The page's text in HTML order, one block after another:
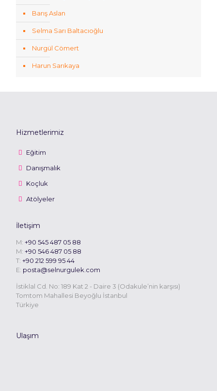
Barış Aslan
Selma Sarı Baltacıoğlu
Nurgül Cömert
Harun Sarıkaya
Hizmetlerimiz
Eğitim
Danışmalık
Koçluk
Atölyeler
İletişim
M: +90 545 487 05 88
M: +90 546 487 05 88
T: +90 212 599 95 44
E: posta@selnurgulek.com
İstiklal Cd. No: 189 Kat 2 - Daire 3 (Odakule’nin karşısı)
Tomtom Mahallesi Beyoğlu İstanbul
Türkiye
Ulaşım